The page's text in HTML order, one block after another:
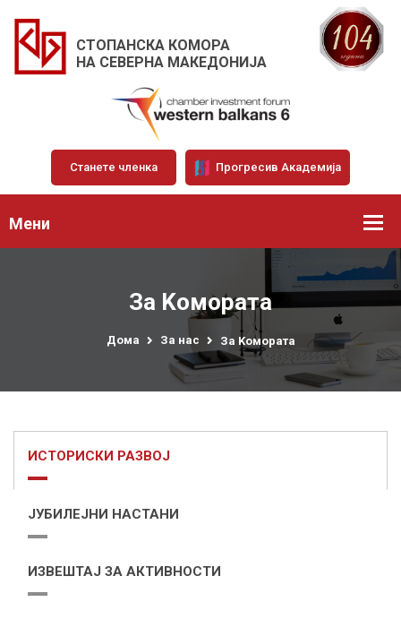
СТОПАНСКА КОМОРА
НА СЕВЕРНА МАКЕДОНИЈА
Станете членка Прогресив Академија
Мени
За Kомората
Дома За нас За Kомората
ИСТОРИСКИ РАЗВОЈ
ЈУБИЛЕЈНИ НАСТАНИ
ИЗВЕШТАЈ ЗА АКТИВНОСТИ